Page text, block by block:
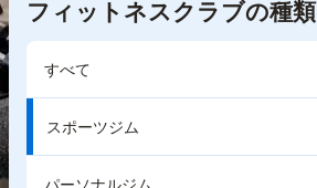
フィットネスクラブの種類
すべて
スポーツジム
パーソナルジム